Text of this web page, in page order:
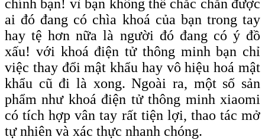
chính bạn! vì bạn không thể chắc chắn được
ai đó đang có chìa khoá của bạn trong tay
hay tệ hơn nữa là người đó đang có ý đồ
xấu! với khoá điện tử thông minh bạn chỉ
việc thay đổi mật khẩu hay vô hiệu hoá mật
khẩu cũ đi là xong. Ngoài ra, một số sản
phẩm như khoá điện tử thông minh xiaomi
có tích hợp vân tay rất tiện lợi, thao tác mở
tự nhiên và xác thực nhanh chóng.